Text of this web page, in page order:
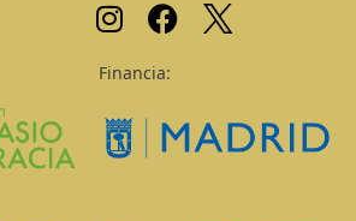
Financia: